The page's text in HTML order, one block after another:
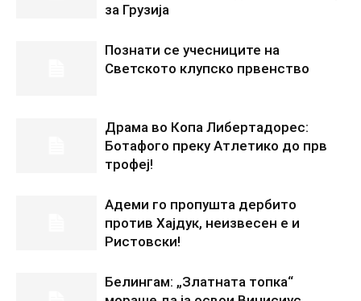
за Грузија
Познати се учесниците на
Светското клупско првенство
Драма во Копа Либертадорес:
Ботафого преку Атлетико до прв
трофеј!
Адеми го пропушта дербито
против Хајдук, неизвесен е и
Ристовски!
Белингам: „Златната топка“